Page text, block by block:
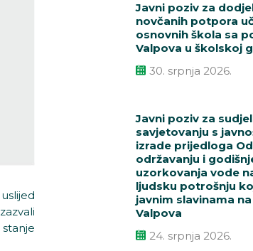
Javni poziv za
novčanih potpora
osnovnih škola sa
Valpova u školskoj
30. srpnja 2026.
Javni poziv za
savjetovanju s
izrade prijedloga
održavanju i
uzorkovanja vode
ljudsku potrošnju
javnim slavinama
Valpova
24. srpnja 2026.